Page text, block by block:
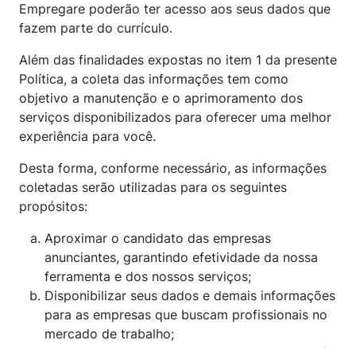
Empregare poderão ter acesso aos seus dados que
fazem parte do currículo.
Além das finalidades expostas no item 1 da presente
Política, a coleta das informações tem como
objetivo a manutenção e o aprimoramento dos
serviços disponibilizados para oferecer uma melhor
experiência para você.
Desta forma, conforme necessário, as informações
coletadas serão utilizadas para os seguintes
propósitos:
Aproximar o candidato das empresas
anunciantes, garantindo efetividade da nossa
ferramenta e dos nossos serviços;
Disponibilizar seus dados e demais informações
para as empresas que buscam profissionais no
mercado de trabalho;